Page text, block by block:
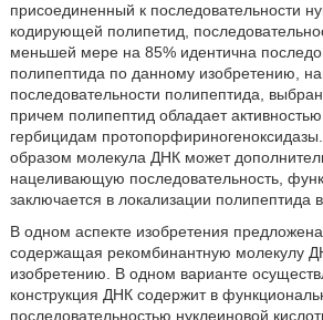
присоединенный к последовательности
кодирующей полипетид,
меньшей мере на 85% идентична
полипептида по данному изобретению,
последовательности полипептида,
причем полипептид обладает
гербицидам
образом молекула ДНК может
нацеливающую последовательность,
заключается в локализации полипептида
В одном аспекте изобретения
содержащая рекомбинантную молекулу
изобретению. В одном варианте
конструкция ДНК содержит в
последовательностью нуклеиновой